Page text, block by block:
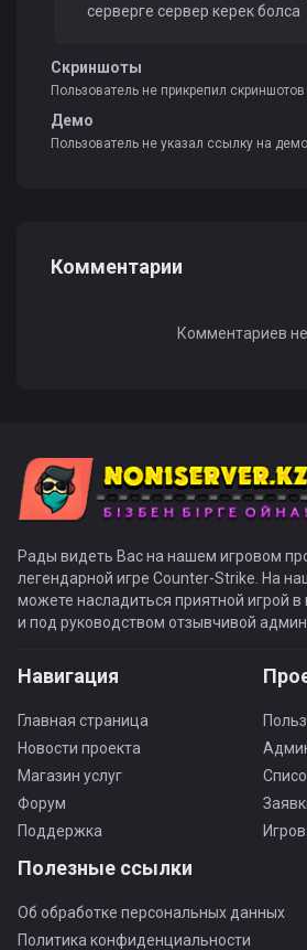
серверге сервер керек болса
Скриншоты
Пользователь не прикрепил скриншотов
Демо
Пользователь не указал ссылку на демо
Комментарии
Комментариев
Рады видеть Вас на нашем игровом
легендарной игре Counter-Strike. На
можете насладиться приятной игрой в
и под руководством отзывчивой
Навигация
Главная страница
Новости проекта
Магазин услуг
Форум
Поддержка
Полезные ссылки
Об обработке персональных данных
Политика конфиденциальности